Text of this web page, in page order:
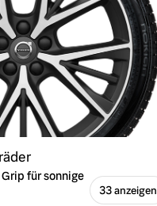
für sonnige
33 anzeigen